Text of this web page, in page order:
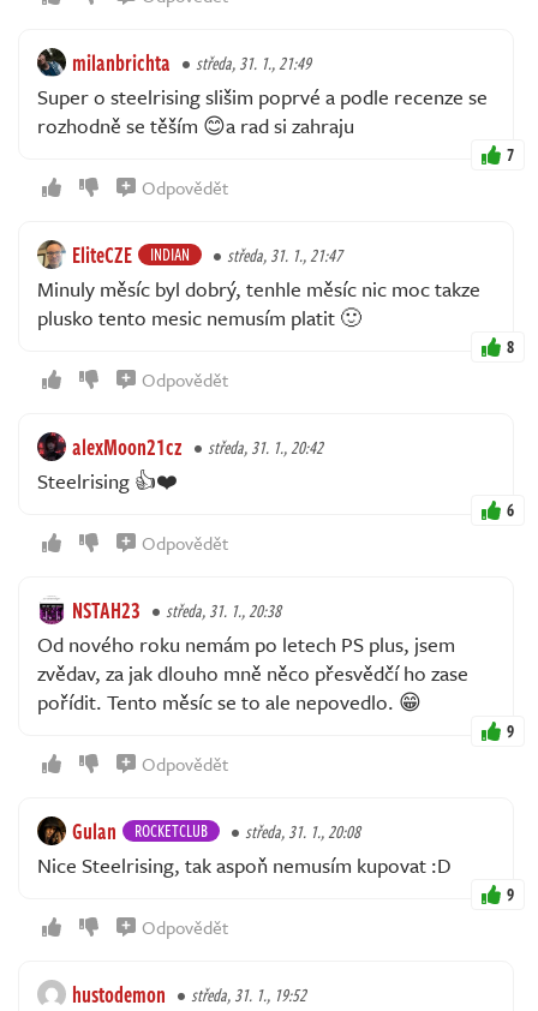
milanbrichta středa, 31. 1., 21:49
Super o steelrising slišim poprvé a podle recenze se
rozhodně se těším 😊a rad si zahraju
7
Odpovědět
EliteCZE INDIAN středa, 31. 1., 21:47
Minuly měsíc byl dobrý, tenhle měsíc nic moc takze
plusko tento mesic nemusím platit 🙂
8
Odpovědět
alexMoon21cz středa, 31. 1., 20:42
Steelrising 👍❤️
6
Odpovědět
NSTAH23 středa, 31. 1., 20:38
Od nového roku nemám po letech PS plus, jsem
zvědav, za jak dlouho mně něco přesvědčí ho zase
pořídit. Tento měsíc se to ale nepovedlo. 😁
9
Odpovědět
Gulan ROCKETCLUB středa, 31. 1., 20:08
Nice Steelrising, tak aspoň nemusím kupovat :D
9
Odpovědět
hustodemon středa, 31. 1., 19:52